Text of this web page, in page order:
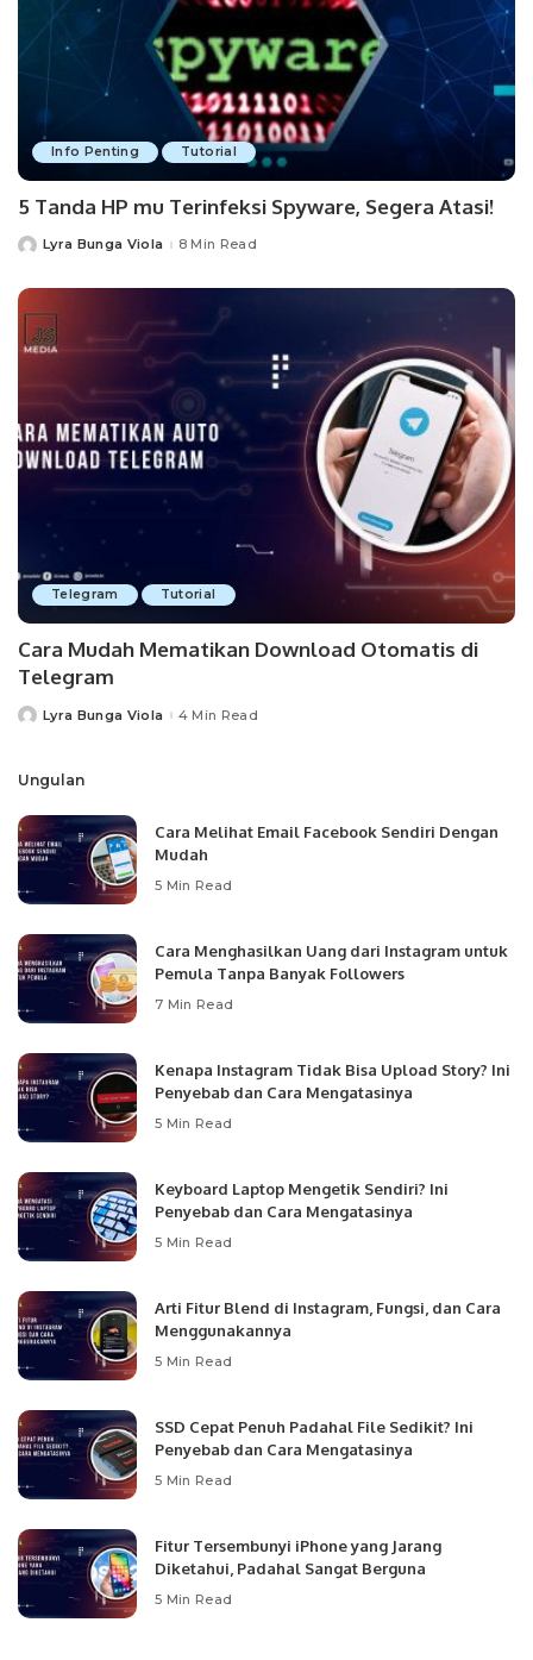
Info Penting Tutorial
5 Tanda HP mu Terinfeksi Spyware, Segera Atasi!
PostedLyra Bunga Viola 8 Min Read
Telegram Tutorial
Cara Mudah Mematikan Download Otomatis di
Telegram
PostedLyra Bunga Viola 4 Min Read
Ungulan
Cara Melihat Email Facebook Sendiri Dengan
Mudah
5 Min Read
Cara Menghasilkan Uang dari Instagram untuk
Pemula Tanpa Banyak Followers
7 Min Read
Kenapa Instagram Tidak Bisa Upload Story? Ini
Penyebab dan Cara Mengatasinya
5 Min Read
Keyboard Laptop Mengetik Sendiri? Ini
Penyebab dan Cara Mengatasinya
5 Min Read
Arti Fitur Blend di Instagram, Fungsi, dan Cara
Menggunakannya
5 Min Read
SSD Cepat Penuh Padahal File Sedikit? Ini
Penyebab dan Cara Mengatasinya
5 Min Read
Fitur Tersembunyi iPhone yang Jarang
Diketahui, Padahal Sangat Berguna
5 Min Read